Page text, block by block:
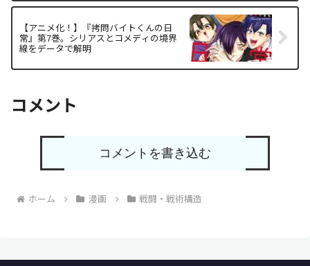
【アニメ化！】『拷問バイトくんの日
常』第7巻。シリアスとコメディの境界
線をデータで解明
コメント
コメントを書き込む
ホーム 漫画 戦闘・戦術構造